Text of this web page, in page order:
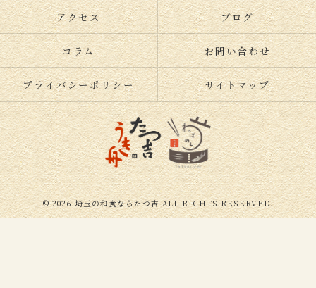
アクセス ブログ
コラム お問い合わせ
プライバシーポリシー サイトマップ
© 2026 埼玉の和食ならたつ吉 ALL RIGHTS RESERVED.